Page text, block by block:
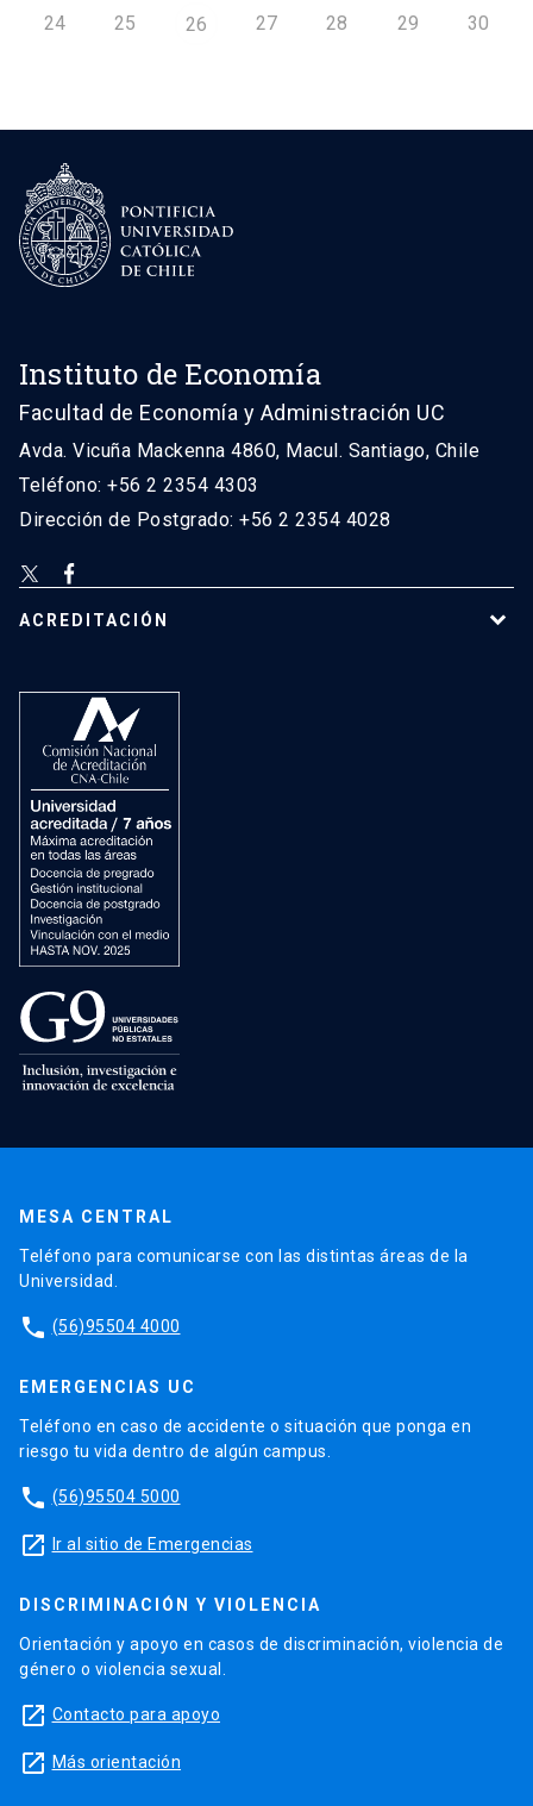
24 25 26 27 28 29 30
Instituto de Economía
Facultad de Economía y Administración UC
Avda. Vicuña Mackenna 4860, Macul. Santiago, Chile
Teléfono: +56 2 2354 4303
Dirección de Postgrado: +56 2 2354 4028
ACREDITACIÓN
MESA CENTRAL
Teléfono para comunicarse con las distintas áreas de la
Universidad.
phone (56)95504 4000
EMERGENCIAS UC
Teléfono en caso de accidente o situación que ponga en
riesgo tu vida dentro de algún campus.
phone (56)95504 5000
launch Ir al sitio de Emergencias
DISCRIMINACIÓN Y VIOLENCIA
Orientación y apoyo en casos de discriminación, violencia de
género o violencia sexual.
launch Contacto para apoyo
launch Más orientación